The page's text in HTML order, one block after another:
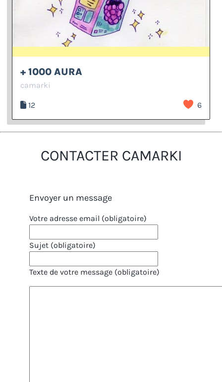
+ 1000 AURA
camarki
12 6
CONTACTER CAMARKI
Envoyer un message
Votre adresse email (obligatoire)
Sujet (obligatoire)
Texte de votre message (obligatoire)